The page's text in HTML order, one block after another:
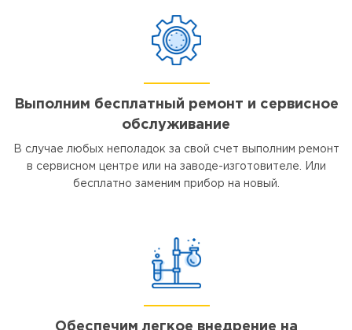
Выполним бесплатный ремонт и сервисное
обслуживание
В случае любых неполадок за свой счет выполним ремонт
в сервисном центре или на заводе-изготовителе. Или
бесплатно заменим прибор на новый.
Обеспечим легкое внедрение на